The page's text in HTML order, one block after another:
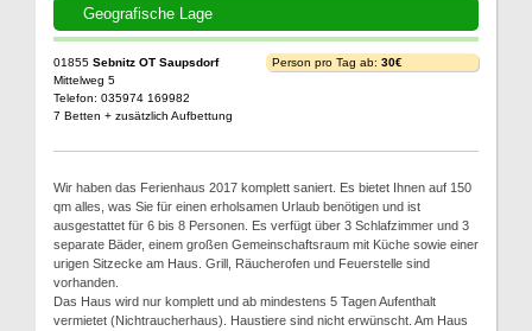
Geografische Lage
01855 Sebnitz OT Saupsdorf
Mittelweg 5
Telefon: 035974 169982
7 Betten + zusätzlich Aufbettung
Person pro Tag ab: 30€
Wir haben das Ferienhaus 2017 komplett saniert. Es bietet Ihnen auf 150
qm alles, was Sie für einen erholsamen Urlaub benötigen und ist
ausgestattet für 6 bis 8 Personen. Es verfügt über 3 Schlafzimmer und 3
separate Bäder, einem großen Gemeinschaftsraum mit Küche sowie einer
urigen Sitzecke am Haus. Grill, Räucherofen und Feuerstelle sind
vorhanden.
Das Haus wird nur komplett und ab mindestens 5 Tagen Aufenthalt
vermietet (Nichtraucherhaus). Haustiere sind nicht erwünscht. Am Haus